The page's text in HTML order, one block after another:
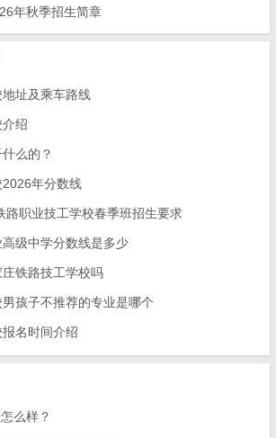
年秋季招生简章
址及乘车路线
绍
么的？
年分数线
路职业技工学校春季班招生要求
级中学分数线是多少
铁路技工学校吗
孩子不推荐的专业是哪个
名时间介绍
么样？